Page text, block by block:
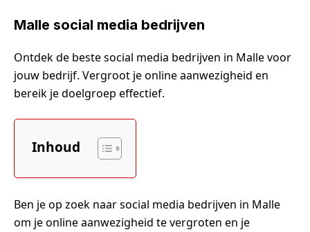
Malle social media bedrijven
Ontdek de beste social media bedrijven in Malle voor
jouw bedrijf. Vergroot je online aanwezigheid en
bereik je doelgroep effectief.
Inhoud
Ben je op zoek naar social media bedrijven in Malle
om je online aanwezigheid te vergroten en je